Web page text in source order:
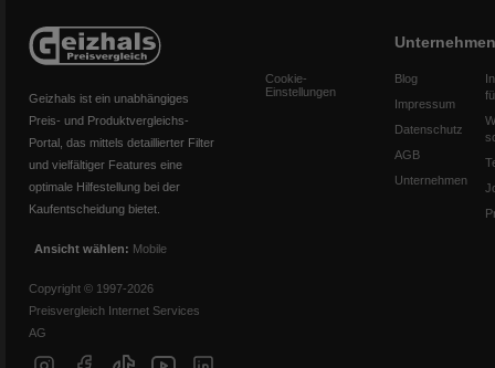
Geizhals ist ein unabhängiges
Preis- und Produktvergleichs-
Portal, das mittels detaillierter Filter
und vielfältiger Features eine
optimale Hilfestellung bei der
Kaufentscheidung bietet.
Ansicht wählen: Mobile
Copyright © 1997-2026
Preisvergleich Internet Services
AG
Cookie-
Einstellungen
Unternehmen
Blog
Impressum
Datenschutz
AGB
Unternehmen